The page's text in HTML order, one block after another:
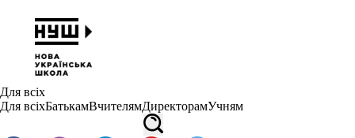
Для всіх
Для всіхБатькамВчителямДиректорамУчням